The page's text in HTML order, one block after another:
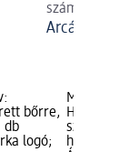
számít, ha a
Arcápolás
bőrre,
db
logó;
Márka:
Hidratáló